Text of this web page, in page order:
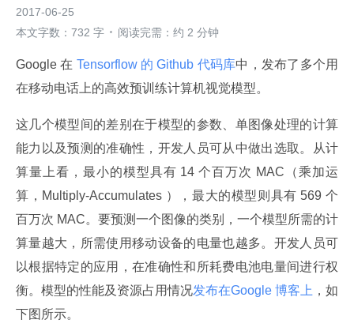
2017-06-25
本文字数：732 字
阅读完需：约 2 分钟
Google 在 Tensorflow 的 Github 代码库中，发布了多个用
在移动电话上的高效预训练计算机视觉模型。
这几个模型间的差别在于模型的参数、单图像处理的计算
能力以及预测的准确性，开发人员可从中做出选取。从计
算量上看，最小的模型具有 14 个百万次 MAC（乘加运
算，Multiply-Accumulates ），最大的模型则具有 569 个
百万次 MAC。要预测一个图像的类别，一个模型所需的计
算量越大，所需使用移动设备的电量也越多。开发人员可
以根据特定的应用，在准确性和所耗费电池电量间进行权
衡。模型的性能及资源占用情况发布在Google 博客上 ，如
下图所示。